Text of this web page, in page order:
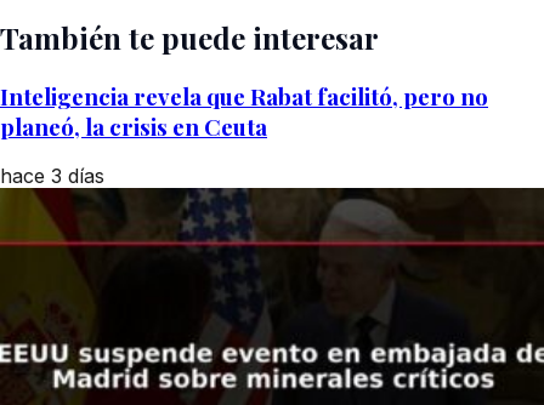
También te puede interesar
Inteligencia revela que Rabat facilitó, pero no
planeó, la crisis en Ceuta
hace 3 días